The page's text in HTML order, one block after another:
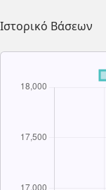
Ιστορικό Βάσεων